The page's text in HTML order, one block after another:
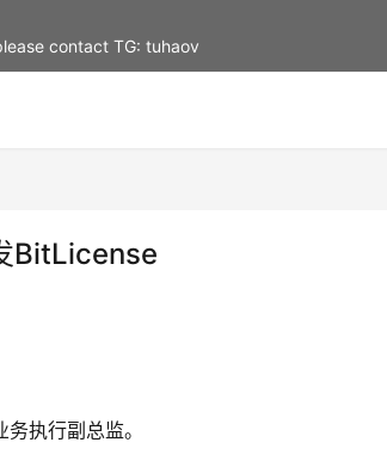
BitLicense
执行副总监。
contact TG: tuhaov